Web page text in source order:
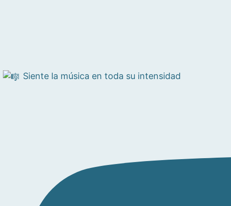
Siente la música en toda su intensidad